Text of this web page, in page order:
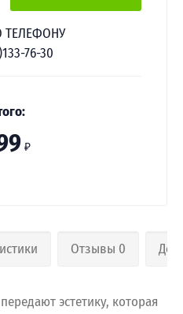
ТЕЛЕФОНУ
76-30
₽
Отзывы 0
эстетику, которая